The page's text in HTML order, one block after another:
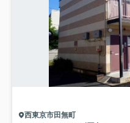
西東京市田無町